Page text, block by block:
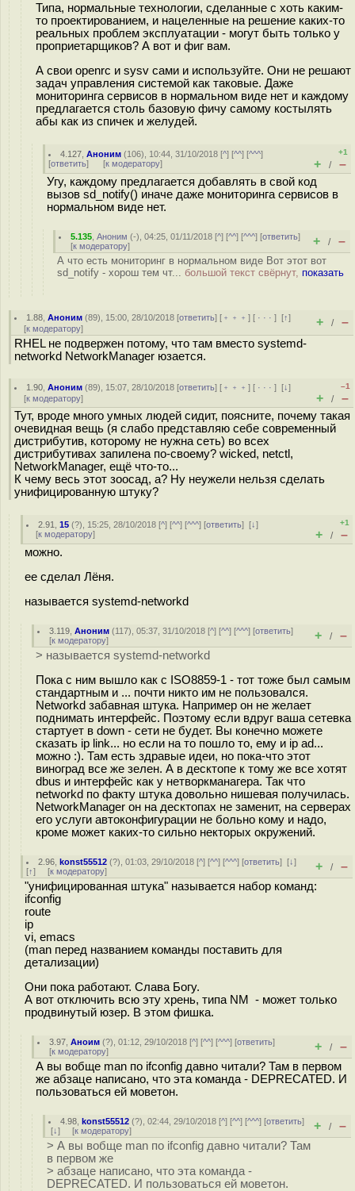
Типа, нормальные технологии, сделанные с хоть каким-
то проектированием, и нацеленные на решение каких-то
реальных проблем эксплуатации - могут быть только у
проприетарщиков? А вот и фиг вам.
А свои openrc и sysv сами и используйте. Они не решают
задач управления системой как таковые. Даже
мониторинга сервисов в нормальном виде нет и каждому
предлагается столь базовую фичу самому костылять
абы как из спичек и желудей.
4.127 ,Аноним (106), 10:44, 31/10/2018 [^] [^^] [^^^]
[ответить] [к модератору]
+1
+ / –
Угу, каждому предлагается добавлять в свой код
вызов sd_notify() иначе даже мониторинга сервисов в
нормальном виде нет.
5.135 ,Аноним (-), 04:25, 01/11/2018 [^] [^^] [^^^] [ответить]
[к модератору] + / –
А что есть мониторинг в нормальном виде Вот этот вот
sd_notify - хорош тем чт... большой текст свёрнут, показать
1.88 ,Аноним (89), 15:00, 28/10/2018 [ответить] [ ﹢﹢﹢] [ · · ·][↑]
[к модератору] + / –
RHEL не подвержен потому, что там вместо systemd-
networkd NetworkManager юзается.
1.90 ,Аноним (89), 15:07, 28/10/2018 [ответить] [ ﹢﹢﹢] [ · · ·][↓]
[к модератору]
–1
+ / –
Тут, вроде много умных людей сидит, поясните, почему такая
очевидная вещь (я слабо представляю себе современный
дистрибутив, которому не нужна сеть) во всех
дистрибутивах запилена по-своему? wicked, netctl,
NetworkManager, ещё что-то...
К чему весь этот зоосад, а? Ну неужели нельзя сделать
унифицированную штуку?
2.91 ,15 (?), 15:25, 28/10/2018 [^] [^^] [^^^] [ответить][↓]
[к модератору]
+1
+ / –
можно.
ее сделал Лёня.
называется systemd-networkd
3.119 ,Аноним (117), 05:37, 31/10/2018 [^] [^^] [^^^] [ответить]
[к модератору] + / –
> называется systemd-networkd
Пока с ним вышло как с ISO8859-1 - тот тоже был самым
стандартным и ... почти никто им не пользовался.
Networkd забавная штука. Например он не желает
поднимать интерфейс. Поэтому если вдруг ваша сетевка
стартует в down - сети не будет. Вы конечно можете
сказать ip link... но если на то пошло то, ему и ip ad...
можно :). Там есть здравые идеи, но пока-что этот
виноград все же зелен. А в десктопе к тому же все хотят
dbus и интерфейс как у нетворкманагера. Так что
networkd по факту штука довольно нишевая получилась.
NetworkManager он на десктопах не заменит, на серверах
его услуги автоконфигурации не больно кому и надо,
кроме может каких-то сильно некторых окружений.
2.96 ,konst55512 (?), 01:03, 29/10/2018 [^] [^^] [^^^] [ответить][↓]
[↑] [к модератору] + / –
"унифицированная штука" называется набор команд:
ifconfig
route
ip
vi, emacs
(man перед названием команды поставить для
детализации)
Они пока работают. Слава Богу.
А вот отключить всю эту хрень, типа NM - может только
продвинутый юзер. В этом фишка.
3.97 ,Аноим (?), 01:12, 29/10/2018 [^] [^^] [^^^] [ответить]
[к модератору] + / –
А вы вобще man по ifconfig давно читали? Там в первом
же абзаце написано, что эта команда - DEPRECATED. И
пользоваться ей моветон.
4.98 ,konst55512 (?), 02:44, 29/10/2018 [^] [^^] [^^^] [ответить]
[↓] [к модератору] + / –
> А вы вобще man по ifconfig давно читали? Там
в первом же
> абзаце написано, что эта команда -
DEPRECATED. И пользоваться ей моветон.